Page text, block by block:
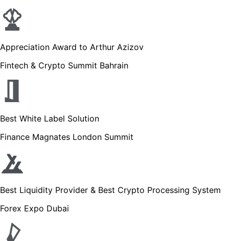
Appreciation Award to Arthur Azizov
Fintech & Crypto Summit Bahrain
Best White Label Solution
Finance Magnates London Summit
Best Liquidity Provider & Best Crypto Processing System
Forex Expo Dubai